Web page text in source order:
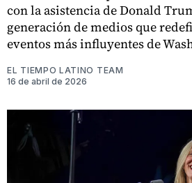
con la asistencia de Donald
generación de medios que
eventos más influyentes de
EL TIEMPO LATINO TEAM
16 de abril de 2026